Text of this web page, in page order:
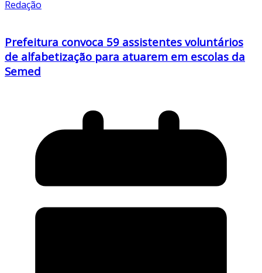
Redação
Prefeitura convoca 59 assistentes voluntários
de alfabetização para atuarem em escolas da
Semed